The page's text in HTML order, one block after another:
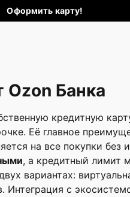
Оформить карту!
Ozon Банка
кредитную
Её главное
на все покупки без
, а кредитный лимит
вариантах:
Интеграция с